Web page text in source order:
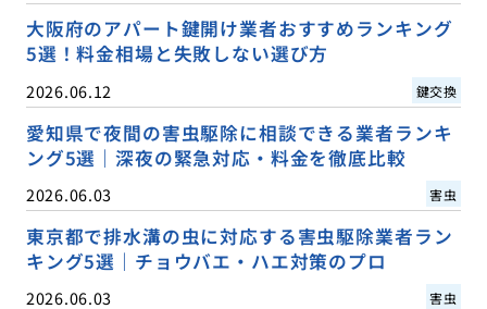
大阪府のアパート鍵開け業者おすすめランキング
5選！料金相場と失敗しない選び方
2026.06.12 鍵交換
愛知県で夜間の害虫駆除に相談できる業者ランキ
ング5選｜深夜の緊急対応・料金を徹底比較
2026.06.03 害虫
東京都で排水溝の虫に対応する害虫駆除業者ラン
キング5選｜チョウバエ・ハエ対策のプロ
2026.06.03 害虫